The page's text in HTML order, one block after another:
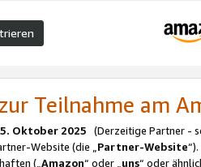
Teilnahme am
Oktober 2025 (Derzeitige Partner -
Website (die „Partner-Website
(„Amazon“ oder „uns“ oder